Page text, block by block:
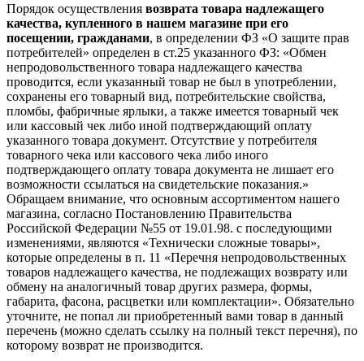
Порядок осуществления возврата товара надлежащего
качества, купленного в нашем магазине при его
посещении, гражданами, в определении ФЗ «О защите прав
потребителей» определен в ст.25 указанного ФЗ: «Обмен
непродовольственного товара надлежащего качества
проводится, если указанный товар не был в употреблении,
сохранены его товарный вид, потребительские свойства,
пломбы, фабричные ярлыки, а также имеется товарный чек
или кассовый чек либо иной подтверждающий оплату
указанного товара документ. Отсутствие у потребителя
товарного чека или кассового чека либо иного
подтверждающего оплату товара документа не лишает его
возможности ссылаться на свидетельские показания.»
Обращаем внимание, что основным ассортиментом нашего
магазина, согласно Постановлению Правительства
Российской Федерации №55 от 19.01.98. с последующими
изменениями, являются «Технически сложные товары»,
которые определены в п. 11 «Перечня непродовольственных
товаров надлежащего качества, не подлежащих возврату или
обмену на аналогичный товар других размера, формы,
габарита, фасона, расцветки или комплектации». Обязательно
уточните, не попал ли приобретенный вами товар в данный
перечень (можно сделать ссылку на полный текст перечня), по
которому возврат не производится.